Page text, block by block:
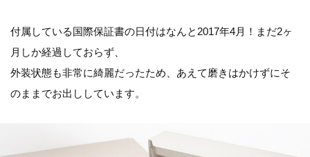
付属している国際保証書の日付はなんと2017年4月！まだ2ヶ
月しか経過しておらず、
外装状態も非常に綺麗だったため、あえて磨きはかけずにそ
のままでお出ししています。